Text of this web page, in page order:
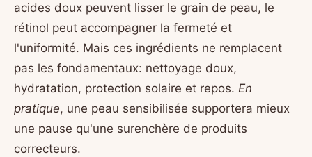
acides doux peuvent lisser le grain de peau, le
rétinol peut accompagner la fermeté et
l'uniformité. Mais ces ingrédients ne remplacent
pas les fondamentaux: nettoyage doux,
hydratation, protection solaire et repos. En
pratique, une peau sensibilisée supportera mieux
une pause qu'une surenchère de produits
correcteurs.